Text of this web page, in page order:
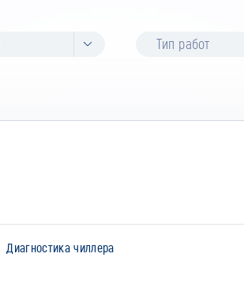
Тип работ
Диагностика чиллера